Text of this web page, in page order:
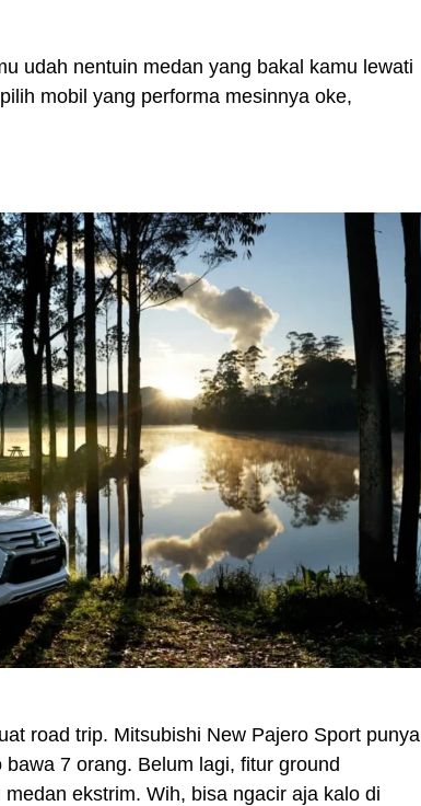
udah nentuin medan yang bakal kamu lewati
mobil yang performa mesinnya oke,
road trip. Mitsubishi New Pajero Sport punya
7 orang. Belum lagi, fitur ground
ekstrim. Wih, bisa ngacir aja kalo di